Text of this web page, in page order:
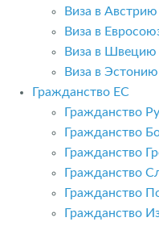
Виза в Австрию
Виза в
Виза в Швецию
Виза в Эстонию
Гражданство ЕС
Гражданство
Гражданство
Гражданство
Гражданство
Гражданство
Гражданство